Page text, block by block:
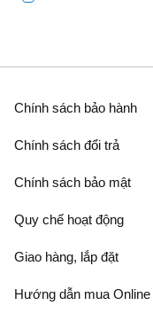
Chính sách bảo hành
Chính sách đổi trả
Chính sách bảo mật
Quy chế hoạt động
Giao hàng, lắp đặt
Hướng dẫn mua Online